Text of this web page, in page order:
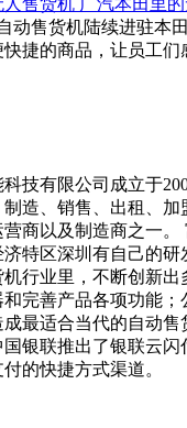
广汽本田里
动售货机陆续进驻本
捷的商品，让员工们
技有限公司成立于
造、销售、出租、加
商以及制造商之一。
特区深圳有自己的研
行业里，不断创新出
完善产品各项功能；
最适合当代的自动
国银联推出了银联云
的快捷方式渠道。